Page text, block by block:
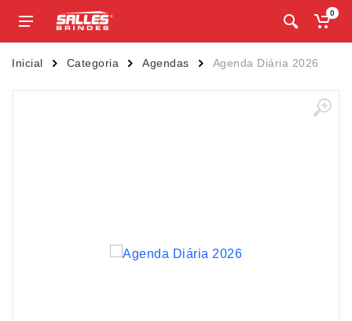
0
Inicial Categoria Agendas Agenda Diária 2026